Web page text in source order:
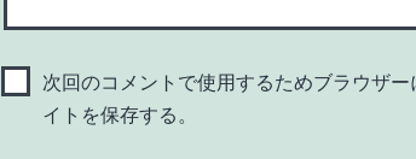
次回のコメントで使用するためブラウザ
イトを保存する。